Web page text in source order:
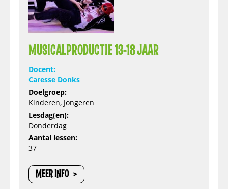
MUSICALPRODUCTIE 13-18 JAAR
Docent:
Caresse Donks
Doelgroep:
Kinderen, Jongeren
Lesdag(en):
Donderdag
Aantal lessen:
37
MEER INFO